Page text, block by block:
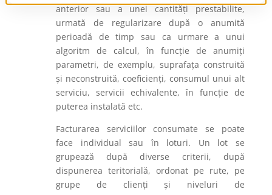
anterior sau a unei cantități prestabilite,
urmată de regularizare după o anumită
perioadă de timp sau ca urmare a unui
algoritm de calcul, în funcție de anumiți
parametri, de exemplu, suprafața construită
și neconstruită, coeficienți, consumul unui alt
serviciu, servicii echivalente, în funcție de
puterea instalată etc.
Facturarea serviciilor consumate se poate
face individual sau în loturi. Un lot se
grupează după diverse criterii, după
dispunerea teritorială, ordonat pe rute, pe
grupe de clienți și niveluri de